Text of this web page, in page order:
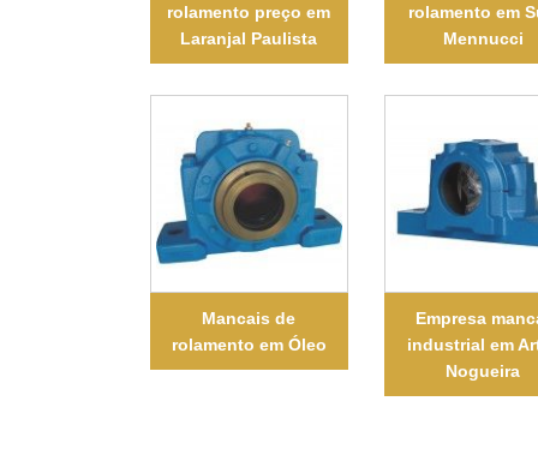
rolamento preço em
Laranjal Paulista
rolamento em
Mennucci
Mancais de
rolamento em Óleo
Empresa
industrial em
Nogueira